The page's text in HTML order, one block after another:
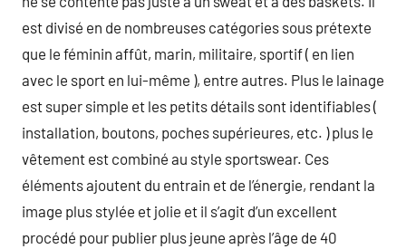
est divisé en de nombreuses catégories sous prétexte
que le féminin affût, marin, militaire, sportif ( en lien
avec le sport en lui-même ), entre autres. Plus le lainage
est super simple et les petits détails sont identifiables (
installation, boutons, poches supérieures, etc. ) plus le
vêtement est combiné au style sportswear. Ces
éléments ajoutent du entrain et de l’énergie, rendant la
image plus stylée et jolie et il s’agit d’un excellent
procédé pour publier plus jeune après l’âge de 40